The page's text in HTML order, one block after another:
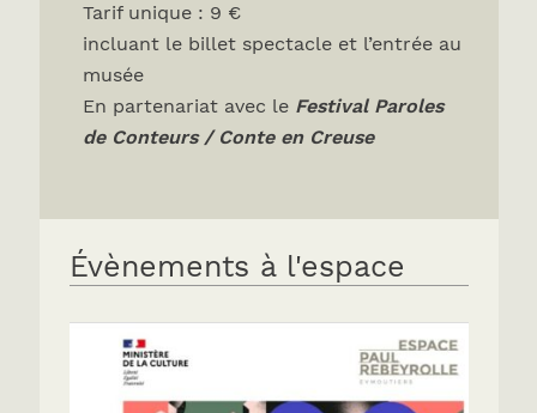
Tarif unique : 9 €
incluant le billet spectacle et l’entrée au
musée
En partenariat avec le Festival Paroles
de Conteurs / Conte en Creuse
Évènements à l'espace